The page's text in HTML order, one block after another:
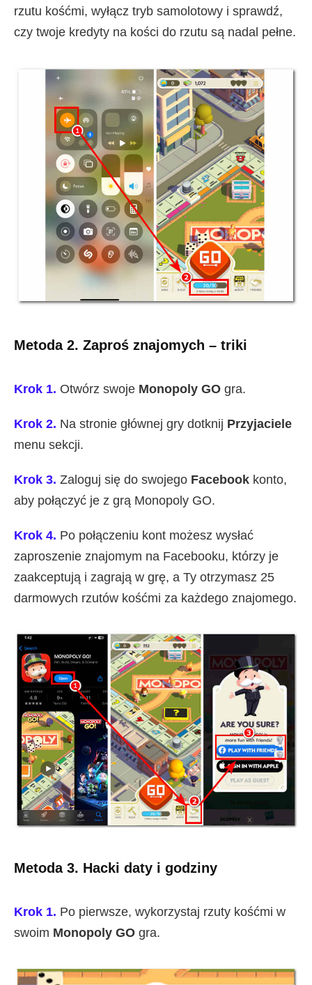
rzutu kośćmi, wyłącz tryb samolotowy i sprawdź,
czy twoje kredyty na kości do rzutu są nadal pełne.
Metoda 2. Zaproś znajomych – triki
Krok 1. Otwórz swoje Monopoly GO gra.
Krok 2. Na stronie głównej gry dotknij Przyjaciele
menu sekcji.
Krok 3. Zaloguj się do swojego Facebook konto,
aby połączyć je z grą Monopoly GO.
Krok 4. Po połączeniu kont możesz wysłać
zaproszenie znajomym na Facebooku, którzy je
zaakceptują i zagrają w grę, a Ty otrzymasz 25
darmowych rzutów kośćmi za każdego znajomego.
Metoda 3. Hacki daty i godziny
Krok 1. Po pierwsze, wykorzystaj rzuty kośćmi w
swoim Monopoly GO gra.